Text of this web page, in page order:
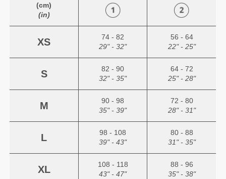
(cm)
(in)
XS
74 - 82
29" - 32"
56 - 64
22" - 25"
S
82 - 90
32" - 35"
64 - 72
25" - 28"
M
90 - 98
35" - 39"
72 - 80
28" - 31"
L
98 - 108
39" - 43"
80 - 88
31" - 35"
XL
108 - 118
43" - 47"
88 - 96
35" - 38"